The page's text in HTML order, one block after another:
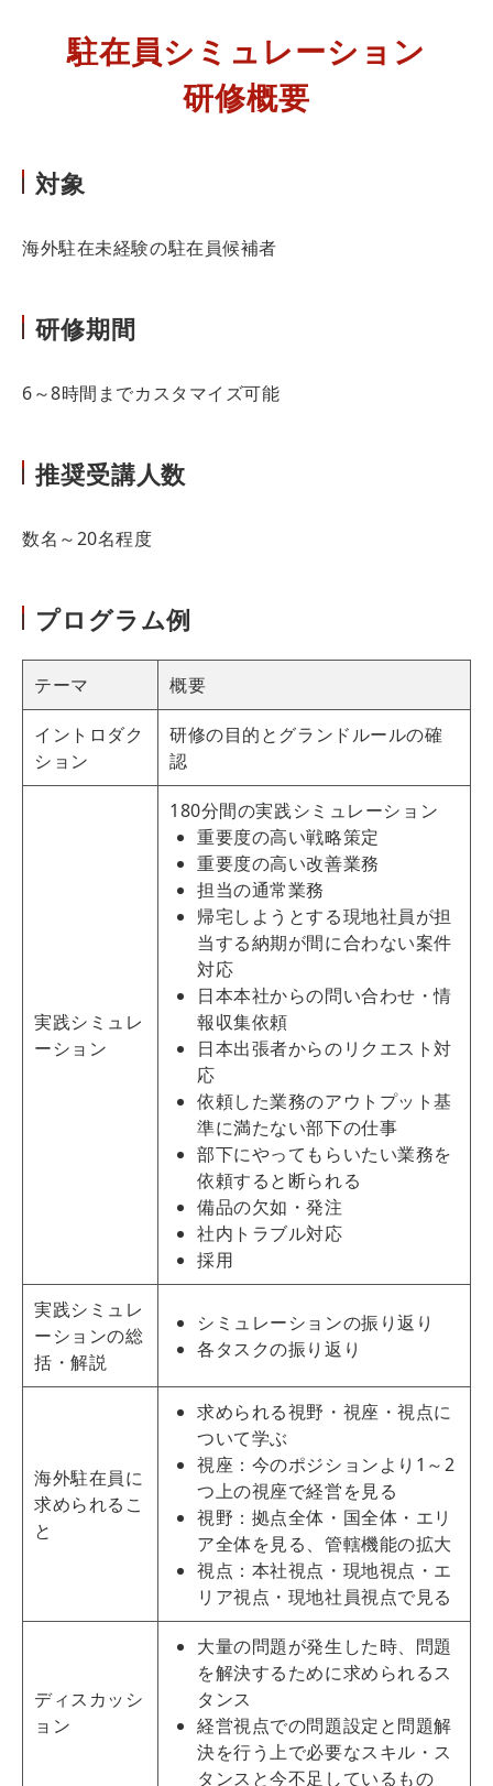
駐在員シミュレーション
研修概要
対象
海外駐在未経験の駐在員候補者
研修期間
6～8時間までカスタマイズ可能
推奨受講人数
数名～20名程度
プログラム例
テーマ 概要
イントロダク
ション
研修の目的とグランドルールの確
認
実践シミュレ
ーション
180分間の実践シミュレーション
重要度の高い戦略策定
重要度の高い改善業務
担当の通常業務
帰宅しようとする現地社員が担
当する納期が間に合わない案件
対応
日本本社からの問い合わせ・情
報収集依頼
日本出張者からのリクエスト対
応
依頼した業務のアウトプット基
準に満たない部下の仕事
部下にやってもらいたい業務を
依頼すると断られる
備品の欠如・発注
社内トラブル対応
採用
実践シミュレ
ーションの総
括・解説
シミュレーションの振り返り
各タスクの振り返り
海外駐在員に
求められるこ
と
求められる視野・視座・視点に
ついて学ぶ
視座：今のポジションより1～2
つ上の視座で経営を見る
視野：拠点全体・国全体・エリ
ア全体を見る、管轄機能の拡大
視点：本社視点・現地視点・エ
リア視点・現地社員視点で見る
ディスカッシ
ョン
大量の問題が発生した時、問題
を解決するために求められるス
タンス
経営視点での問題設定と問題解
決を行う上で必要なスキル・ス
タンスと今不足しているもの